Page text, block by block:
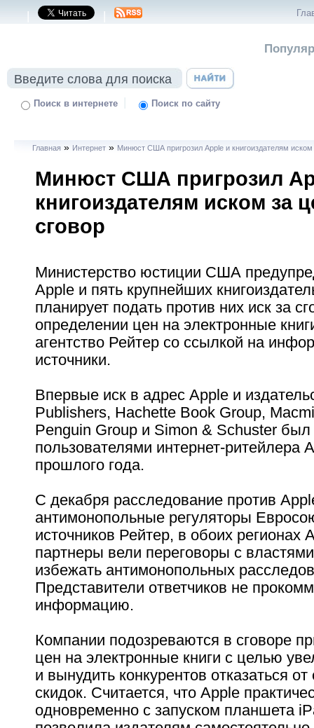
| |
Поиск в интернете | Поиск по сайту
Главная » Интернет » Минюст США пригрозил Apple и книгоиздателям иском
Минюст США пригрозил
книгоиздателям иском за
сговор
Министерство юстиции США
Apple и пять крупнейших
планирует подать против них иск за
определении цен на электронные
агентство Рейтер со ссылкой на
источники.
Впервые иск в адрес Apple и
Publishers, Hachette Book Group,
Penguin Group и Simon & Schuster
пользователями интернет-ритейлера
прошлого года.
С декабря расследование против
антимонопольные регуляторы
источников Рейтер, в обоих регионах
партнеры вели переговоры с
избежать антимонопольных
Представители ответчиков не
информацию.
Компании подозреваются в сговоре
цен на электронные книги с целью
и вынудить конкурентов отказаться от
скидок. Считается, что Apple
одновременно с запуском планшета